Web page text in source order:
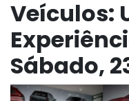
Veículos:
Sábado,